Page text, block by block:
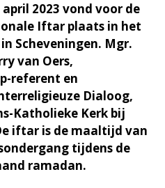
2023 vond voor de
Iftar plaats in het
Scheveningen. Mgr.
van Oers,
referent en
Dialoog,
Katholieke Kerk bij
iftar is de maaltijd van
tijdens de
ramadan.